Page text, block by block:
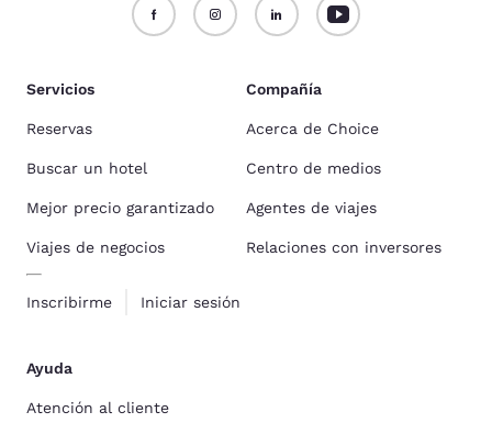
Servicios
Reservas
Buscar un hotel
Mejor precio garantizado
Viajes de negocios
Inscribirme Iniciar sesión
Compañía
Acerca de Choice
Centro de medios
Agentes de viajes
Relaciones con inversores
Ayuda
Atención al cliente